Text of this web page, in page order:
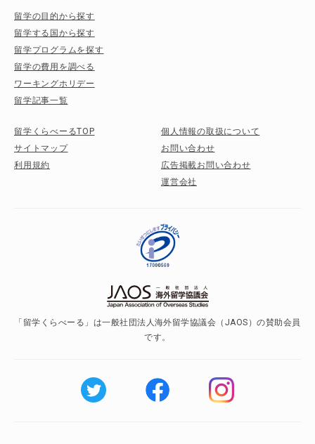
留学の目的から探す
留学する国から探す
留学プログラムを探す
留学の費用を調べる
ワーキングホリデー
留学記事一覧
留学くらべーるTOP
サイトマップ
利用規約
個人情報の取扱について
お問い合わせ
広告掲載お問い合わせ
運営会社
「留学くらべーる」は一般社団法人海外留学協議会（JAOS）の賛助会員
です。